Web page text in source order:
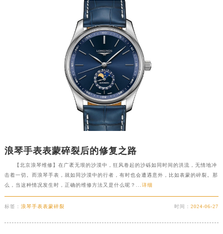
浪琴手表表蒙碎裂后的修复之路
【北京浪琴维修】在广袤无垠的沙漠中，狂风卷起的沙砾如同时间的洪流，无情地冲
击着一切。而浪琴手表，就如同沙漠中的行者，有时也会遭遇意外，比如表蒙的碎裂。那
么，当这种情况发生时，正确的维修方法又是什么呢？... 详细
标签： 浪琴手表表蒙碎裂 时间：2024-06-27